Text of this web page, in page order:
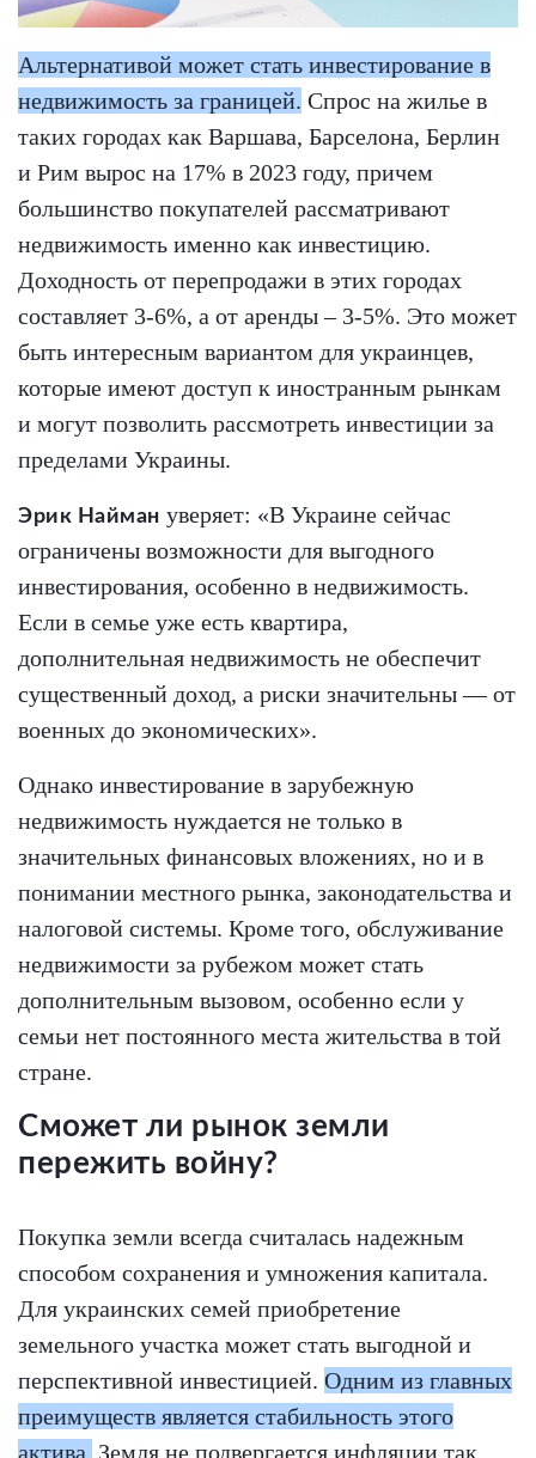
Альтернативой может стать инвестирование в
недвижимость за границей. Спрос на жилье в
таких городах как Варшава, Барселона, Берлин
и Рим вырос на 17% в 2023 году, причем
большинство покупателей рассматривают
недвижимость именно как инвестицию.
Доходность от перепродажи в этих городах
составляет 3-6%, а от аренды – 3-5%. Это может
быть интересным вариантом для украинцев,
которые имеют доступ к иностранным рынкам
и могут позволить рассмотреть инвестиции за
пределами Украины.
Эрик Найман уверяет: «В Украине сейчас
ограничены возможности для выгодного
инвестирования, особенно в недвижимость.
Если в семье уже есть квартира,
дополнительная недвижимость не обеспечит
существенный доход, а риски значительны — от
военных до экономических».
Однако инвестирование в зарубежную
недвижимость нуждается не только в
значительных финансовых вложениях, но и в
понимании местного рынка, законодательства и
налоговой системы. Кроме того, обслуживание
недвижимости за рубежом может стать
дополнительным вызовом, особенно если у
семьи нет постоянного места жительства в той
стране.
Сможет ли рынок земли
пережить войну?
Покупка земли всегда считалась надежным
способом сохранения и умножения капитала.
Для украинских семей приобретение
земельного участка может стать выгодной и
перспективной инвестицией. Одним из главных
преимуществ является стабильность этого
актива. Земля не подвергается инфляции так,